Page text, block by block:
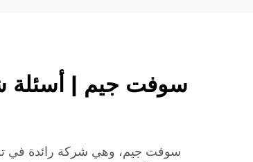
سوفت جيم | أسئلة
سوفت جيم، وهي شركة رائدة في